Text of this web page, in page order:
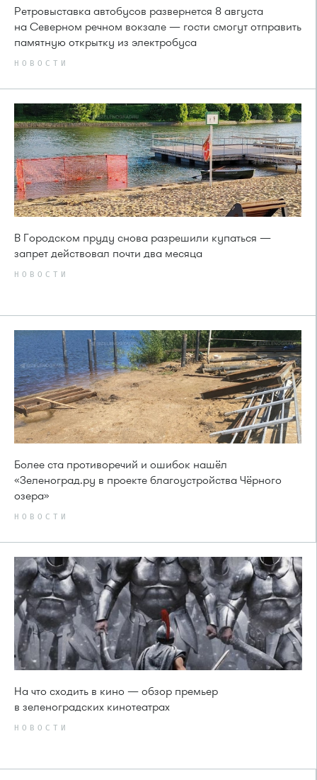
Ретровыставка автобусов развернется 8 августа
на Северном речном вокзале — гости смогут отправить
памятную открытку из электробуса
НОВОСТИ
В Городском пруду снова разрешили купаться —
запрет действовал почти два месяца
НОВОСТИ
Более ста противоречий и ошибок нашёл
«Зеленоград.ру в проекте благоустройства Чёрного
озера»
НОВОСТИ
На что сходить в кино — обзор премьер
в зеленоградских кинотеатрах
НОВОСТИ